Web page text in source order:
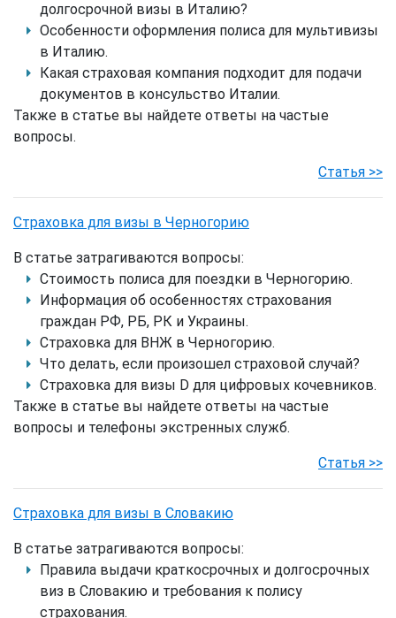
долгосрочной визы в Италию?
Особенности оформления полиса для мультивизы
в Италию.
Какая страховая компания подходит для подачи
документов в консульство Италии.
Также в статье вы найдете ответы на частые
вопросы.
Статья >>
Страховка для визы в Черногорию
В статье затрагиваются вопросы:
Стоимость полиса для поездки в Черногорию.
Информация об особенностях страхования
граждан РФ, РБ, РК и Украины.
Страховка для ВНЖ в Черногорию.
Что делать, если произошел страховой случай?
Страховка для визы D для цифровых кочевников.
Также в статье вы найдете ответы на частые
вопросы и телефоны экстренных служб.
Статья >>
Страховка для визы в Словакию
В статье затрагиваются вопросы:
Правила выдачи краткосрочных и долгосрочных
виз в Словакию и требования к полису
страхования.